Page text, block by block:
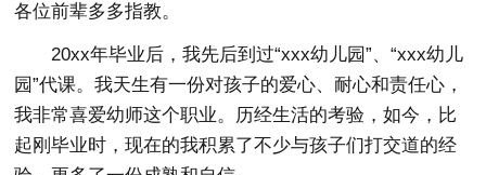
各位前辈多多指教。
20xx年毕业后，我先后到过“xxx幼儿园”、“xxx幼儿
园”代课。我天生有一份对孩子的爱心、耐心和责任心，
我非常喜爱幼师这个职业。历经生活的考验，如今，比
起刚毕业时，现在的我积累了不少与孩子们打交道的经